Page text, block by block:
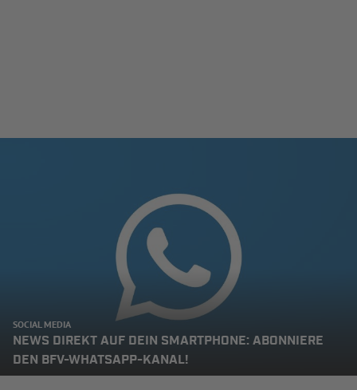
SOCIAL MEDIA
NEWS DIREKT AUF DEIN SMARTPHONE: ABONNIERE
DEN BFV-WHATSAPP-KANAL!